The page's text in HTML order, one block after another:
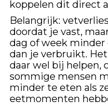
koppelen dit direct
Belangrijk:
doordat je vast,
dag of week
dan je verbruikt.
daar wel bij helpen,
sommige mensen
minder te eten als
eetmomenten